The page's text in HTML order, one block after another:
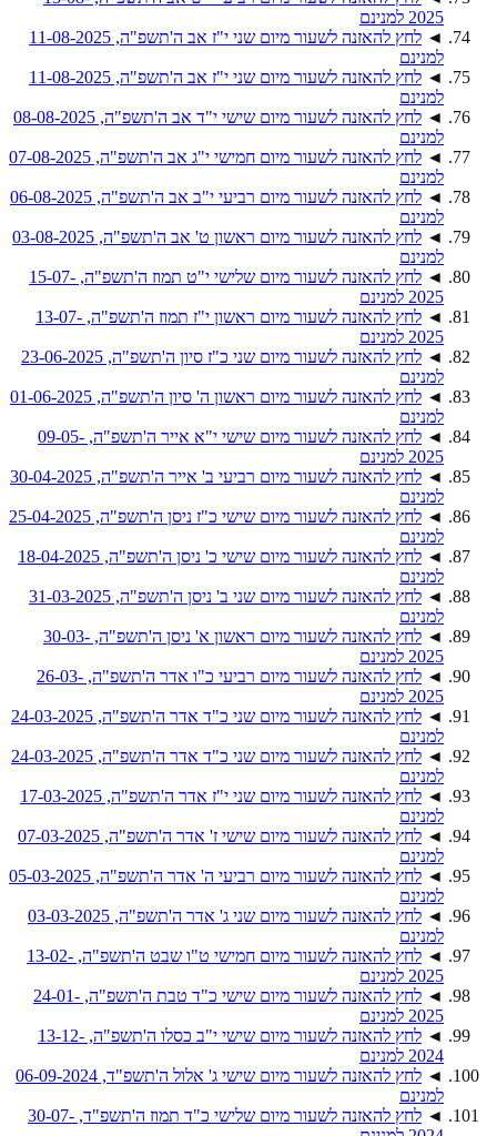
2025 למנינם
◄
לחץ להאזנה לשעור מיום שני י"ז אב ה'תשפ"ה, 11-08-2025
למנינם
◄
לחץ להאזנה לשעור מיום שני י"ז אב ה'תשפ"ה, 11-08-2025
למנינם
◄
לחץ להאזנה לשעור מיום שישי י"ד אב ה'תשפ"ה, 08-08-2025
למנינם
◄
לחץ להאזנה לשעור מיום חמישי י"ג אב ה'תשפ"ה, 07-08-2025
למנינם
◄
לחץ להאזנה לשעור מיום רביעי י"ב אב ה'תשפ"ה, 06-08-2025
למנינם
◄
לחץ להאזנה לשעור מיום ראשון ט' אב ה'תשפ"ה, 03-08-2025
למנינם
◄
לחץ להאזנה לשעור מיום שלישי י"ט תמוז ה'תשפ"ה, 15-07-
2025 למנינם
◄
לחץ להאזנה לשעור מיום ראשון י"ז תמוז ה'תשפ"ה, 13-07-
2025 למנינם
◄
לחץ להאזנה לשעור מיום שני כ"ז סיון ה'תשפ"ה, 23-06-2025
למנינם
◄
לחץ להאזנה לשעור מיום ראשון ה' סיון ה'תשפ"ה, 01-06-2025
למנינם
◄
לחץ להאזנה לשעור מיום שישי י"א אייר ה'תשפ"ה, 09-05-
2025 למנינם
◄
לחץ להאזנה לשעור מיום רביעי ב' אייר ה'תשפ"ה, 30-04-2025
למנינם
◄
לחץ להאזנה לשעור מיום שישי כ"ז ניסן ה'תשפ"ה, 25-04-2025
למנינם
◄
לחץ להאזנה לשעור מיום שישי כ' ניסן ה'תשפ"ה, 18-04-2025
למנינם
◄
לחץ להאזנה לשעור מיום שני ב' ניסן ה'תשפ"ה, 31-03-2025
למנינם
◄
לחץ להאזנה לשעור מיום ראשון א' ניסן ה'תשפ"ה, 30-03-
2025 למנינם
◄
לחץ להאזנה לשעור מיום רביעי כ"ו אדר ה'תשפ"ה, 26-03-
2025 למנינם
◄
לחץ להאזנה לשעור מיום שני כ"ד אדר ה'תשפ"ה, 24-03-2025
למנינם
◄
לחץ להאזנה לשעור מיום שני כ"ד אדר ה'תשפ"ה, 24-03-2025
למנינם
◄
לחץ להאזנה לשעור מיום שני י"ז אדר ה'תשפ"ה, 17-03-2025
למנינם
◄
לחץ להאזנה לשעור מיום שישי ז' אדר ה'תשפ"ה, 07-03-2025
למנינם
◄
לחץ להאזנה לשעור מיום רביעי ה' אדר ה'תשפ"ה, 05-03-2025
למנינם
◄
לחץ להאזנה לשעור מיום שני ג' אדר ה'תשפ"ה, 03-03-2025
למנינם
◄
לחץ להאזנה לשעור מיום חמישי ט"ו שבט ה'תשפ"ה, 13-02-
2025 למנינם
◄
לחץ להאזנה לשעור מיום שישי כ"ד טבת ה'תשפ"ה, 24-01-
2025 למנינם
◄
לחץ להאזנה לשעור מיום שישי י"ב כסלו ה'תשפ"ה, 13-12-
2024 למנינם
◄
לחץ להאזנה לשעור מיום שישי ג' אלול ה'תשפ"ד, 06-09-2024
למנינם
◄
לחץ להאזנה לשעור מיום שלישי כ"ד תמוז ה'תשפ"ד, 30-07-